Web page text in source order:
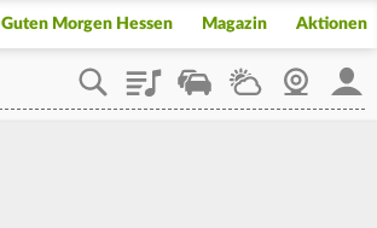
Guten Morgen Hessen Magazin Aktionen
PlaylistStaupilotWetterWebcam